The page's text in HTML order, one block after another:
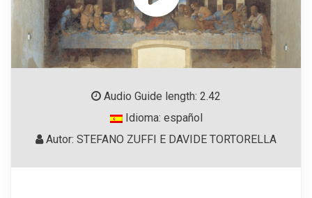
Audio Guide length: 2.42
Idioma: español
Autor: STEFANO ZUFFI E DAVIDE TORTORELLA